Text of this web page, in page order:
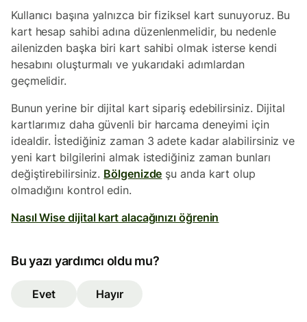
Kullanıcı başına yalnızca bir fiziksel kart sunuyoruz. Bu
kart hesap sahibi adına düzenlenmelidir, bu nedenle
ailenizden başka biri kart sahibi olmak isterse kendi
hesabını oluşturmalı ve yukarıdaki adımlardan
geçmelidir.
Bunun yerine bir dijital kart sipariş edebilirsiniz. Dijital
kartlarımız daha güvenli bir harcama deneyimi için
idealdir. İstediğiniz zaman 3 adete kadar alabilirsiniz ve
yeni kart bilgilerini almak istediğiniz zaman bunları
değiştirebilirsiniz. Bölgenizde şu anda kart olup
olmadığını kontrol edin.
Nasıl Wise dijital kart alacağınızı öğrenin
Bu yazı yardımcı oldu mu?
Evet Hayır